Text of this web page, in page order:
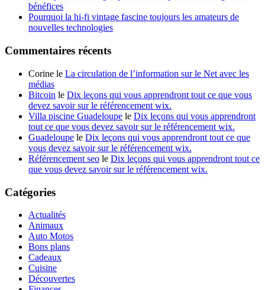
bénéfices
Pourquoi la hi-fi vintage fascine toujours les amateurs de
nouvelles technologies
Commentaires récents
Corine le La circulation de l’information sur le Net avec les
médias
Bitcoin le Dix leçons qui vous apprendront tout ce que vous
devez savoir sur le référencement wix.
Villa piscine Guadeloupe le Dix leçons qui vous apprendront
tout ce que vous devez savoir sur le référencement wix.
Guadeloupe le Dix leçons qui vous apprendront tout ce que
vous devez savoir sur le référencement wix.
Référencement seo le Dix leçons qui vous apprendront tout ce
que vous devez savoir sur le référencement wix.
Catégories
Actualités
Animaux
Auto Motos
Bons plans
Cadeaux
Cuisine
Découvertes